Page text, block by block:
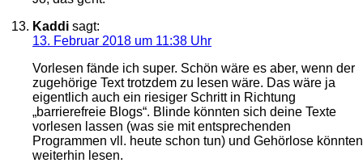
Kaddi sagt:
13. Februar 2018 um 11:38 Uhr
Vorlesen fände ich super. Schön wäre es aber, wenn der
zugehörige Text trotzdem zu lesen wäre. Das wäre ja
eigentlich auch ein riesiger Schritt in Richtung
„barrierefreie Blogs“. Blinde könnten sich deine Texte
vorlesen lassen (was sie mit entsprechenden
Programmen vll. heute schon tun) und Gehörlose könnten
weiterhin lesen.